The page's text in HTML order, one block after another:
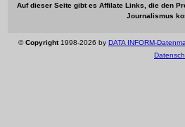
Auf dieser Seite gibt es Affilate Links, die den
Journalismus
©Copyright1998-2026 by DATA INFORM-